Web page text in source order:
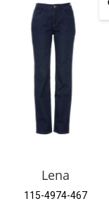
Lena
115-4974-467